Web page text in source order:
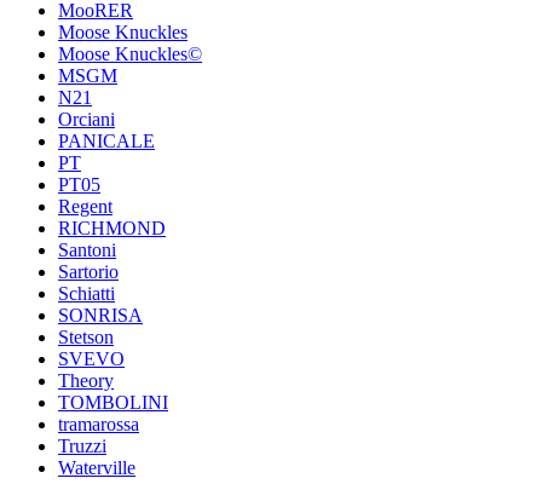
MooRER
Moose Knuckles
Moose Knuckles©️
MSGM
N21
Orciani
PANICALE
PT
PT05
Regent
RICHMOND
Santoni
Sartorio
Schiatti
SONRISA
Stetson
SVEVO
Theory
TOMBOLINI
tramarossa
Truzzi
Waterville